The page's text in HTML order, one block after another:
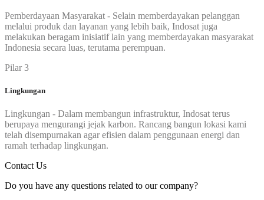
Pemberdayaan Masyarakat - Selain memberdayakan pelanggan
melalui produk dan layanan yang lebih baik, Indosat juga
melakukan beragam inisiatif lain yang memberdayakan masyarakat
Indonesia secara luas, terutama perempuan.
Pilar 3
Lingkungan
Lingkungan - Dalam membangun infrastruktur, Indosat terus
berupaya mengurangi jejak karbon. Rancang bangun lokasi kami
telah disempurnakan agar efisien dalam penggunaan energi dan
ramah terhadap lingkungan.
Contact Us
Do you have any questions related to our company?